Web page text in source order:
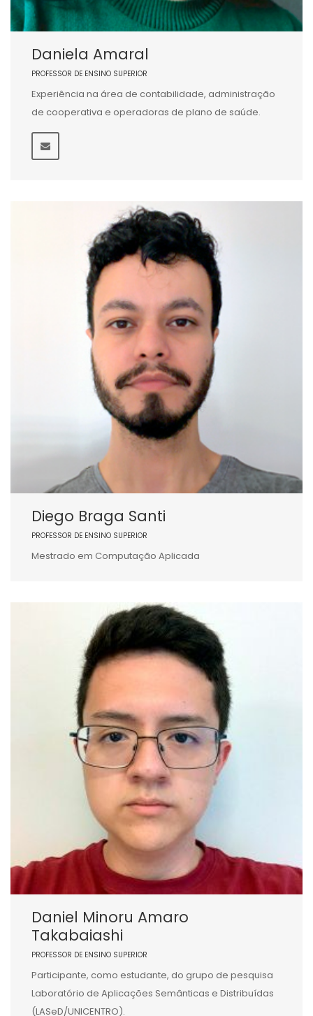
Daniela Amaral
PROFESSOR DE ENSINO SUPERIOR
Experiência na área de contabilidade, administração
de cooperativa e operadoras de plano de saúde.
Diego Braga Santi
PROFESSOR DE ENSINO SUPERIOR
Mestrado em Computação Aplicada
Daniel Minoru Amaro
Takabaiashi
PROFESSOR DE ENSINO SUPERIOR
Participante, como estudante, do grupo de pesquisa
Laboratório de Aplicações Semânticas e Distribuídas
(LASeD/UNICENTRO).